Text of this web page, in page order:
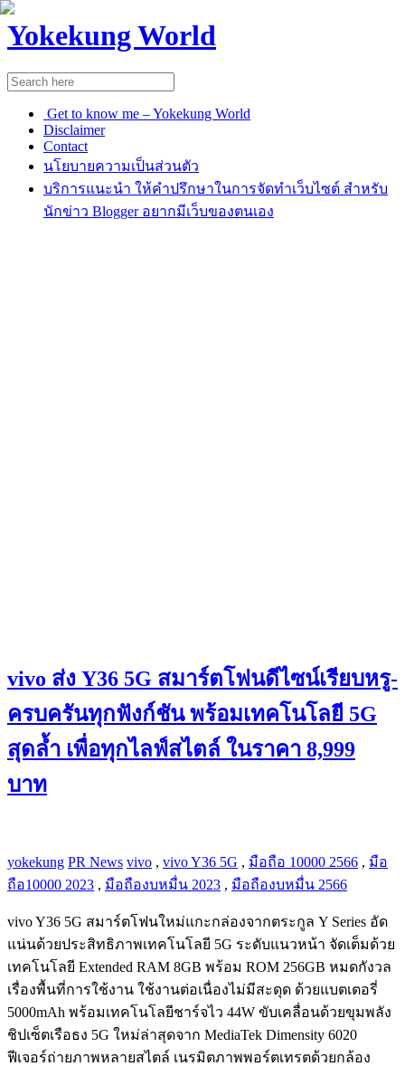
Yokekung World
Get to know me – Yokekung World
Disclaimer
Contact
นโยบายความเป็นส่วนตัว
บริการแนะนำ ให้คำปรึกษาในการจัดทำเว็บไซต์ สำหรับ
นักข่าว Blogger อยากมีเว็บของตนเอง
vivo ส่ง Y36 5G สมาร์ตโฟนดีไซน์เรียบหรู-
ครบครันทุกฟังก์ชัน พร้อมเทคโนโลยี 5G
สุดล้ำ เพื่อทุกไลฟ์สไตล์ ในราคา 8,999
บาท
yokekung PR News vivo , vivo Y36 5G , มือถือ 10000 2566 , มือ
ถือ10000 2023 , มือถืองบหมื่น 2023 , มือถืองบหมื่น 2566
vivo Y36 5G สมาร์ตโฟนใหม่แกะกล่องจากตระกูล Y Series อัด
แน่นด้วยประสิทธิภาพเทคโนโลยี 5G ระดับแนวหน้า จัดเต็มด้วย
เทคโนโลยี Extended RAM 8GB พร้อม ROM 256GB หมดกังวล
เรื่องพื้นที่การใช้งาน ใช้งานต่อเนื่องไม่มีสะดุด ด้วยแบตเตอรี่
5000mAh พร้อมเทคโนโลยีชาร์จไว 44W ขับเคลื่อนด้วยขุมพลัง
ชิปเซ็ตเรือธง 5G ใหม่ล่าสุดจาก MediaTek Dimensity 6020
ฟีเจอร์ถ่ายภาพหลายสไตล์ เนรมิตภาพพอร์ตเทรตด้วยกล้อง